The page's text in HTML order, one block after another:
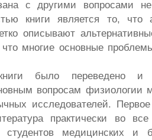
с другими вопросами
книги является то, что
описывают
что многие основные
было переведено и
вопросам физиологии
исследователей.
практически во
медицинских и